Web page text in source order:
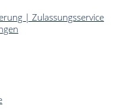
| Zulassungsservice